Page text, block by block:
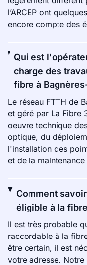
l’ARCEP ont
encore compte des
Qui est
charge des
fibre à
Le réseau FTTH de
et géré par La Fibre
oeuvre technique
optique, du
l'installation des
et de la maintenance
Comment
éligible à la
Il est très probable
raccordable à la
être certain, il est
votre adresse. Notre